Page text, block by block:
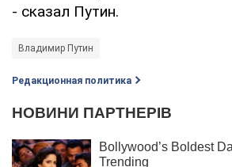
- сказал Путин.
Владимир Путин
Редакционная политика